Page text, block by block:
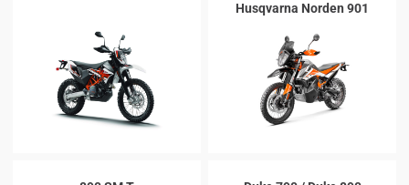
Husqvarna Norden 901